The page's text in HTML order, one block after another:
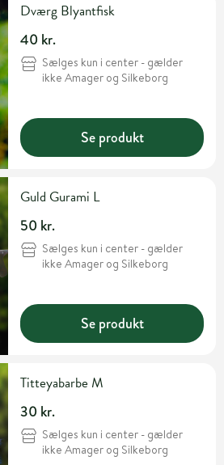
Dværg Blyantfisk
40 kr.
Sælges kun i center - gælder
ikke Amager og Silkeborg
Se produkt
Guld Gurami L
50 kr.
Sælges kun i center - gælder
ikke Amager og Silkeborg
Se produkt
Titteyabarbe M
30 kr.
Sælges kun i center - gælder
ikke Amager og Silkeborg